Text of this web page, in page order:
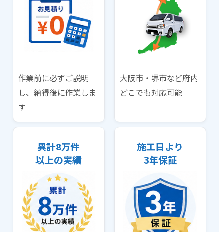
作業前に必ずご説明
し、納得後に作業しま
す
大阪市・堺市など府内
どこでも対応可能
異計8万件
以上の実績
施工日より
3年保証